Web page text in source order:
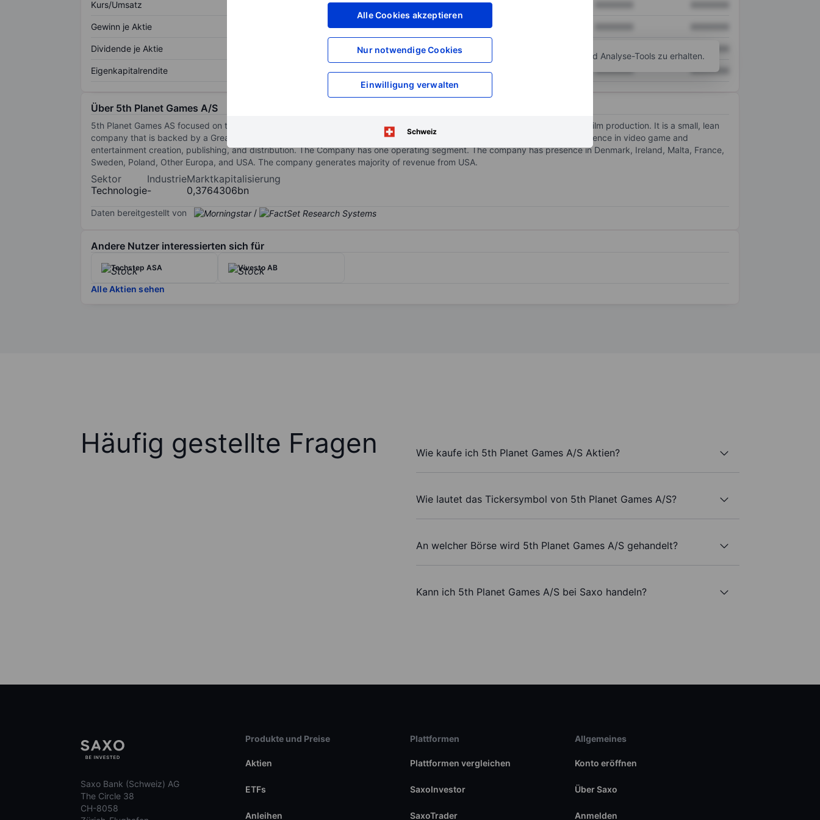
Alle Cookies akzeptieren
Nur notwendige Cookies
Einwilligung verwalten
Schweiz
Kurs/Umsatz XXXXXXX
Gewinn je Aktie XXXXXXX
Dividende je Aktie XXXXXXX
Eigenkapitalrendite XXXXXXX XXXXXXX XXXXXXX
Konto eröffnenum Zugriff auf mehr Diagramm- und Analyse-Tools zu erhalten.
Über 5th Planet Games A/S
5th Planet Games AS focused on the financing and publishing of video games, but with interests now extending into TV and Film production. It is a small, lean
company that is backed by a Greatly driven executive team from Europe and the USA, each of whom have decades of experience in video game and
entertainment creation, publishing, and distribution. The Company has one operating segment. The company has presence in Denmark, Ireland, Malta, France,
Sweden, Poland, Other Europa, and USA. The company generates majority of revenue from USA.
Sektor
Technologie
Industrie
-
Marktkapitalisierung
0,3764306bn
Daten bereitgestellt von /
Andere Nutzer interessierten sich für
Techstep ASA Vivesto AB
Alle Aktien sehen
Häufig gestellte Fragen Wie kaufe ich 5th Planet Games A/S Aktien?
Wie lautet das Tickersymbol von 5th Planet Games A/S?
An welcher Börse wird 5th Planet Games A/S gehandelt?
Kann ich 5th Planet Games A/S bei Saxo handeln?
Saxo Bank (Schweiz) AG
The Circle 38
CH-8058
Produkte und Preise
Aktien
ETFs
Anleihen
Plattformen
Plattformen vergleichen
SaxoInvestor
SaxoTrader
Allgemeines
Konto eröffnen
Über Saxo
Anmelden